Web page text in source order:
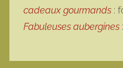
cadeaux gourmands :
Fabuleuses aubergines